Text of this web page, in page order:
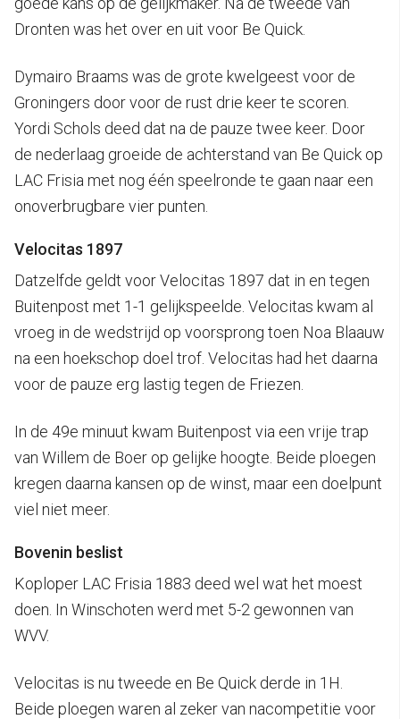
Dronten was het over en uit voor Be Quick.
Dymairo Braams was de grote kwelgeest voor de
Groningers door voor de rust drie keer te scoren.
Yordi Schols deed dat na de pauze twee keer. Door
de nederlaag groeide de achterstand van Be Quick op
LAC Frisia met nog één speelronde te gaan naar een
onoverbrugbare vier punten.
Velocitas 1897
Datzelfde geldt voor Velocitas 1897 dat in en tegen
Buitenpost met 1-1 gelijkspeelde. Velocitas kwam al
vroeg in de wedstrijd op voorsprong toen Noa Blaauw
na een hoekschop doel trof. Velocitas had het daarna
voor de pauze erg lastig tegen de Friezen.
In de 49e minuut kwam Buitenpost via een vrije trap
van Willem de Boer op gelijke hoogte. Beide ploegen
kregen daarna kansen op de winst, maar een doelpunt
viel niet meer.
Bovenin beslist
Koploper LAC Frisia 1883 deed wel wat het moest
doen. In Winschoten werd met 5-2 gewonnen van
WVV.
Velocitas is nu tweede en Be Quick derde in 1H.
Beide ploegen waren al zeker van nacompetitie voor